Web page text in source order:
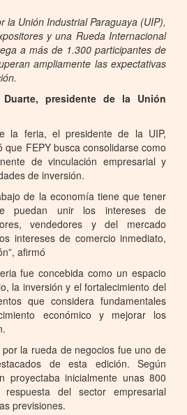
la Unión Industrial Paraguaya (UIP),
y una Rueda Internacional
a más de 1.300 participantes de
ampliamente las expectativas
presidente de la Unión
la feria, el presidente de la UIP,
que FEPY busca consolidarse como
de vinculación empresarial y
de inversión.
de la economía tiene que tener
puedan unir los intereses de
vendedores y del mercado
intereses de comercio inmediato,
afirmó
fue concebida como un espacio
la inversión y el fortalecimiento del
que considera fundamentales
económico y mejorar los
la rueda de negocios fue uno de
de esta edición. Según
proyectaba inicialmente unas 800
del sector empresarial
previsiones.